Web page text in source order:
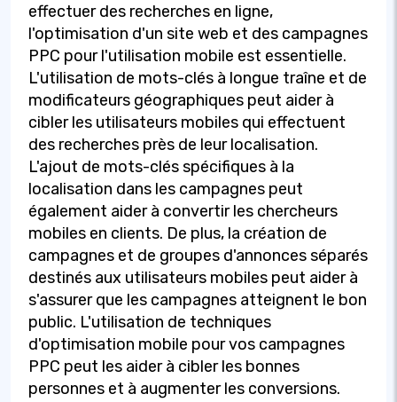
effectuer des recherches en ligne,
l'optimisation d'un site web et des campagnes
PPC pour l'utilisation mobile est essentielle.
L'utilisation de mots-clés à longue traîne et de
modificateurs géographiques peut aider à
cibler les utilisateurs mobiles qui effectuent
des recherches près de leur localisation.
L'ajout de mots-clés spécifiques à la
localisation dans les campagnes peut
également aider à convertir les chercheurs
mobiles en clients. De plus, la création de
campagnes et de groupes d'annonces séparés
destinés aux utilisateurs mobiles peut aider à
s'assurer que les campagnes atteignent le bon
public. L'utilisation de techniques
d'optimisation mobile pour vos campagnes
PPC peut les aider à cibler les bonnes
personnes et à augmenter les conversions.